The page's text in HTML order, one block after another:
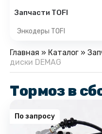
Запчасти TOFI
Энкодеры TOFI
Главная » Каталог »
диски DEMAG
Тормоз в
По запросу